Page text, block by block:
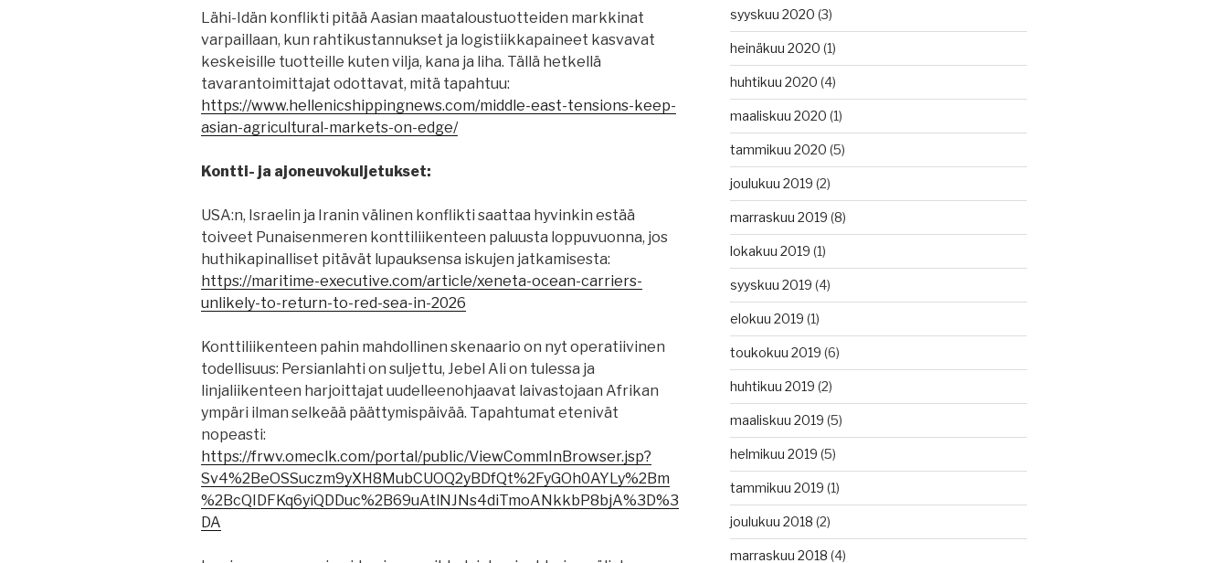
Lähi-Idän konflikti pitää Aasian maataloustuotteiden markkinat
varpaillaan, kun rahtikustannukset ja logistiikkapaineet kasvavat
keskeisille tuotteille kuten vilja, kana ja liha. Tällä hetkellä
tavarantoimittajat odottavat, mitä tapahtuu:
https://www.hellenicshippingnews.com/middle-east-tensions-keep-
asian-agricultural-markets-on-edge/
Kontti- ja ajoneuvokuljetukset:
USA:n, Israelin ja Iranin välinen konflikti saattaa hyvinkin estää
toiveet Punaisenmeren konttiliikenteen paluusta loppuvuonna, jos
huthikapinalliset pitävät lupauksensa iskujen jatkamisesta:
https://maritime-executive.com/article/xeneta-ocean-carriers-
unlikely-to-return-to-red-sea-in-2026
Konttiliikenteen pahin mahdollinen skenaario on nyt operatiivinen
todellisuus: Persianlahti on suljettu, Jebel Ali on tulessa ja
linjaliikenteen harjoittajat uudelleenohjaavat laivastojaan Afrikan
ympäri ilman selkeää päättymispäivää. Tapahtumat etenivät
nopeasti:
https://frwv.omeclk.com/portal/public/ViewCommInBrowser.jsp?
Sv4%2BeOSSuczm9yXH8MubCUOQ2yBDfQt%2FyGOh0AYLy%2Bm
%2BcQIDFKq6yiQDDuc%2B69uAtlNJNs4diTmoANkkbP8bjA%3D%3
DA
syyskuu 2020 (3)
heinäkuu 2020 (1)
huhtikuu 2020 (4)
maaliskuu 2020 (1)
tammikuu 2020 (5)
joulukuu 2019 (2)
marraskuu 2019 (8)
lokakuu 2019 (1)
syyskuu 2019 (4)
elokuu 2019 (1)
toukokuu 2019 (6)
huhtikuu 2019 (2)
maaliskuu 2019 (5)
helmikuu 2019 (5)
tammikuu 2019 (1)
joulukuu 2018 (2)
marraskuu 2018 (4)